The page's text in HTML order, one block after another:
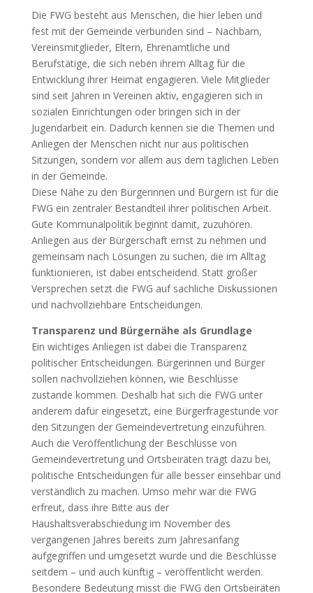
Die FWG besteht aus Menschen, die hier leben und
fest mit der Gemeinde verbunden sind – Nachbarn,
Vereinsmitglieder, Eltern, Ehrenamtliche und
Berufstätige, die sich neben ihrem Alltag für die
Entwicklung ihrer Heimat engagieren. Viele Mitglieder
sind seit Jahren in Vereinen aktiv, engagieren sich in
sozialen Einrichtungen oder bringen sich in der
Jugendarbeit ein. Dadurch kennen sie die Themen und
Anliegen der Menschen nicht nur aus politischen
Sitzungen, sondern vor allem aus dem täglichen Leben
in der Gemeinde.
Diese Nähe zu den Bürgerinnen und Bürgern ist für die
FWG ein zentraler Bestandteil ihrer politischen Arbeit.
Gute Kommunalpolitik beginnt damit, zuzuhören.
Anliegen aus der Bürgerschaft ernst zu nehmen und
gemeinsam nach Lösungen zu suchen, die im Alltag
funktionieren, ist dabei entscheidend. Statt großer
Versprechen setzt die FWG auf sachliche Diskussionen
und nachvollziehbare Entscheidungen.
Transparenz und Bürgernähe als Grundlage
Ein wichtiges Anliegen ist dabei die Transparenz
politischer Entscheidungen. Bürgerinnen und Bürger
sollen nachvollziehen können, wie Beschlüsse
zustande kommen. Deshalb hat sich die FWG unter
anderem dafür eingesetzt, eine Bürgerfragestunde vor
den Sitzungen der Gemeindevertretung einzuführen.
Auch die Veröffentlichung der Beschlüsse von
Gemeindevertretung und Ortsbeiräten trägt dazu bei,
politische Entscheidungen für alle besser einsehbar und
verständlich zu machen. Umso mehr war die FWG
erfreut, dass ihre Bitte aus der
Haushaltsverabschiedung im November des
vergangenen Jahres bereits zum Jahresanfang
aufgegriffen und umgesetzt wurde und die Beschlüsse
seitdem – und auch künftig – veröffentlicht werden.
Besondere Bedeutung misst die FWG den Ortsbeiräten